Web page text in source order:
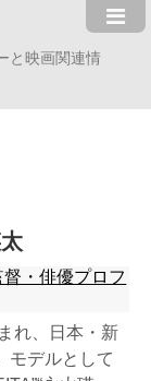
と映画関連情
督・俳優プロフ
れ、日本・新
モデルとして